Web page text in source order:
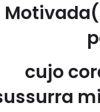
cujo